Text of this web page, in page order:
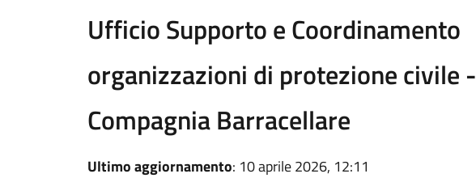
Ufficio Supporto e Coordinamento
organizzazioni di protezione civile -
Compagnia Barracellare
Ultimo aggiornamento: 10 aprile 2026, 12:11